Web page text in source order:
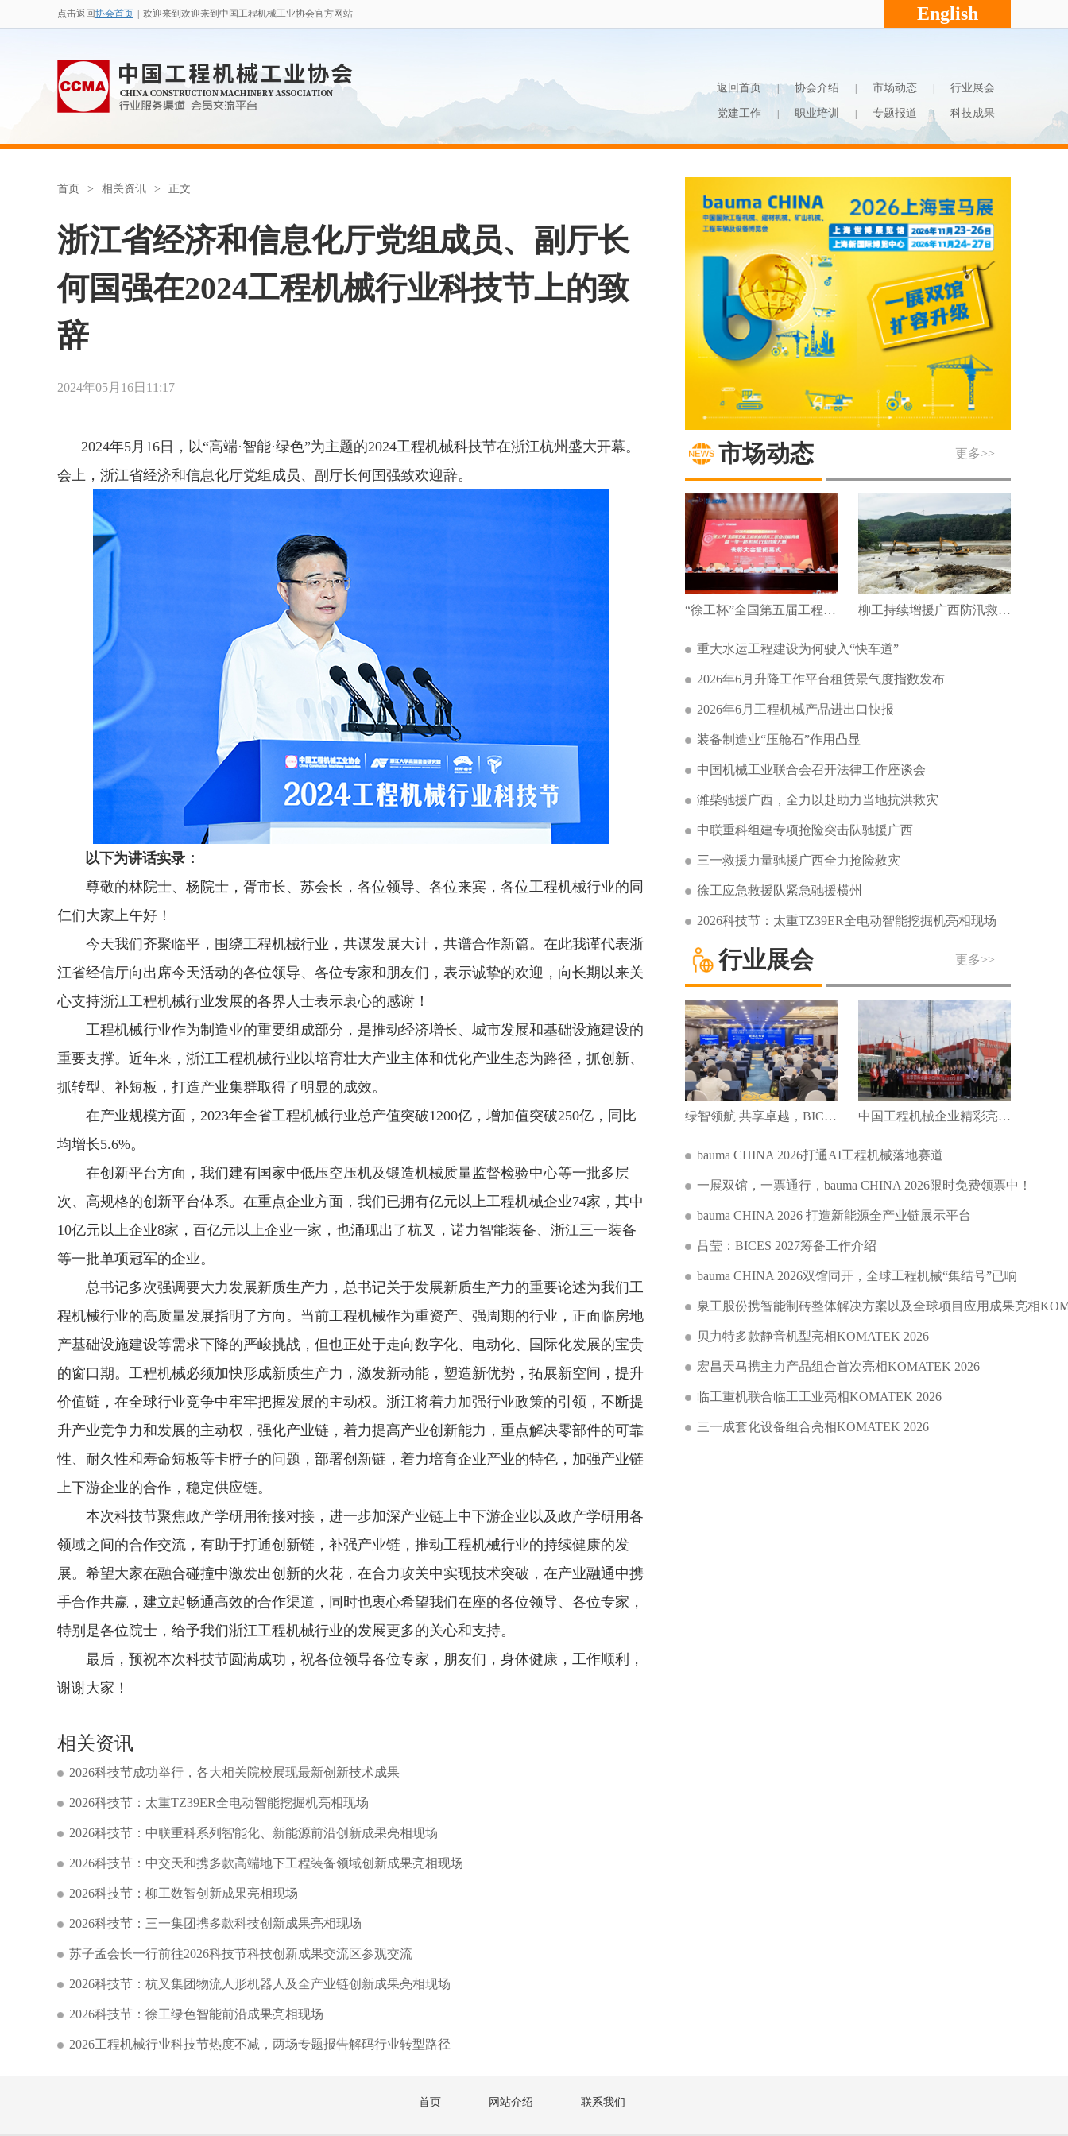
点击返回协会首页 欢迎来到欢迎来到中国工程机械工业协会官方网站 English
返回首页 协会介绍 市场动态 行业展会
党建工作 职业培训 专题报道 | 科技成果
首页 > 相关资讯 > 正文
浙江省经济和信息化厅党组成员、副厅长
何国强在2024工程机械行业科技节上的致
辞
2024年05月16日11:17
2024年5月16日，以“高端·智能·绿色”为主题的2024工程机械科技节在浙江杭州盛大开幕。
会上，浙江省经济和信息化厅党组成员、副厅长何国强致欢迎辞。
以下为讲话实录：
尊敬的林院士、杨院士，胥市长、苏会长，各位领导、各位来宾，各位工程机械行业的同
仁们大家上午好！
今天我们齐聚临平，围绕工程机械行业，共谋发展大计，共谱合作新篇。在此我谨代表浙
江省经信厅向出席今天活动的各位领导、各位专家和朋友们，表示诚挚的欢迎，向长期以来关
心支持浙江工程机械行业发展的各界人士表示衷心的感谢！
工程机械行业作为制造业的重要组成部分，是推动经济增长、城市发展和基础设施建设的
重要支撑。近年来，浙江工程机械行业以培育壮大产业主体和优化产业生态为路径，抓创新、
抓转型、补短板，打造产业集群取得了明显的成效。
在产业规模方面，2023年全省工程机械行业总产值突破1200亿，增加值突破250亿，同比
均增长5.6%。
在创新平台方面，我们建有国家中低压空压机及锻造机械质量监督检验中心等一批多层
次、高规格的创新平台体系。在重点企业方面，我们已拥有亿元以上工程机械企业74家，其中
10亿元以上企业8家，百亿元以上企业一家，也涌现出了杭叉，诺力智能装备、浙江三一装备
等一批单项冠军的企业。
总书记多次强调要大力发展新质生产力，总书记关于发展新质生产力的重要论述为我们工
程机械行业的高质量发展指明了方向。当前工程机械作为重资产、强周期的行业，正面临房地
产基础设施建设等需求下降的严峻挑战，但也正处于走向数字化、电动化、国际化发展的宝贵
的窗口期。工程机械必须加快形成新质生产力，激发新动能，塑造新优势，拓展新空间，提升
价值链，在全球行业竞争中牢牢把握发展的主动权。浙江将着力加强行业政策的引领，不断提
升产业竞争力和发展的主动权，强化产业链，着力提高产业创新能力，重点解决零部件的可靠
性、耐久性和寿命短板等卡脖子的问题，部署创新链，着力培育企业产业的特色，加强产业链
上下游企业的合作，稳定供应链。
本次科技节聚焦政产学研用衔接对接，进一步加深产业链上中下游企业以及政产学研用各
领域之间的合作交流，有助于打通创新链，补强产业链，推动工程机械行业的持续健康的发
展。希望大家在融合碰撞中激发出创新的火花，在合力攻关中实现技术突破，在产业融通中携
手合作共赢，建立起畅通高效的合作渠道，同时也衷心希望我们在座的各位领导、各位专家，
特别是各位院士，给予我们浙江工程机械行业的发展更多的关心和支持。
最后，预祝本次科技节圆满成功，祝各位领导各位专家，朋友们，身体健康，工作顺利，
谢谢大家！
相关资讯
2026科技节成功举行，各大相关院校展现最新创新技术成果
2026科技节：太重TZ39ER全电动智能挖掘机亮相现场
2026科技节：中联重科系列智能化、新能源前沿创新成果亮相现场
2026科技节：中交天和携多款高端地下工程装备领域创新成果亮相现场
2026科技节：柳工数智创新成果亮相现场
2026科技节：三一集团携多款科技创新成果亮相现场
苏子孟会长一行前往2026科技节科技创新成果交流区参观交流
2026科技节：杭叉集团物流人形机器人及全产业链创新成果亮相现场
2026科技节：徐工绿色智能前沿成果亮相现场
2026工程机械行业科技节热度不减，两场专题报告解码行业转型路径
市场动态 更多>>
“徐工杯”全国第五届工程机械维修工职业技能竞赛暨“一带一路”机械行业技能大赛圆满落幕 柳工持续增援广西防汛救灾及灾后重建
重大水运工程建设为何驶入“快车道”
2026年6月升降工作平台租赁景气度指数发布
2026年6月工程机械产品进出口快报
装备制造业“压舱石”作用凸显
中国机械工业联合会召开法律工作座谈会
潍柴驰援广西，全力以赴助力当地抗洪救灾
中联重科组建专项抢险突击队驰援广西
三一救援力量驰援广西全力抢险救灾
徐工应急救援队紧急驰援横州
2026科技节：太重TZ39ER全电动智能挖掘机亮相现场
行业展会 更多>>
绿智领航 共享卓越，BICES 2027新闻发布会在京召开 中国工程机械企业精彩亮相第十八届土耳其工程机械展（KOMATEK2026）
bauma CHINA 2026打通AI工程机械落地赛道
一展双馆，一票通行，bauma CHINA 2026限时免费领票中！
bauma CHINA 2026 打造新能源全产业链展示平台
吕莹：BICES 2027筹备工作介绍
bauma CHINA 2026双馆同开，全球工程机械“集结号”已响
泉工股份携智能制砖整体解决方案以及全球项目应用成果亮相
贝力特多款静音机型亮相KOMATEK 2026
宏昌天马携主力产品组合首次亮相KOMATEK 2026
临工重机联合临工工业亮相KOMATEK 2026
三一成套化设备组合亮相KOMATEK 2026
首页 网站介绍 联系我们